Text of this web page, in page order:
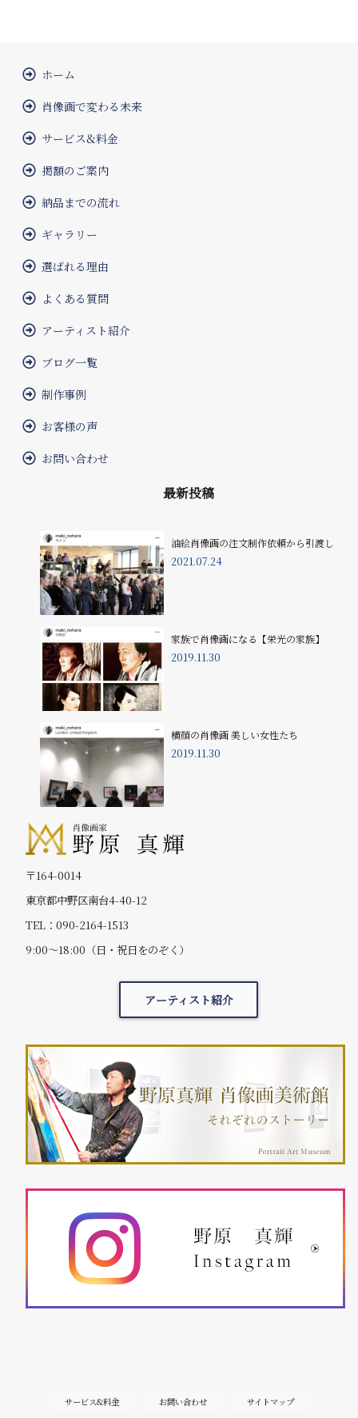
ホーム
肖像画で変わる未来
サービス&料金
掲額のご案内
納品までの流れ
ギャラリー
選ばれる理由
よくある質問
アーティスト紹介
ブログ一覧
制作事例
お客様の声
お問い合わせ
最新投稿
油絵肖像画の注文制作依頼から引渡し
2021.07.24
家族で肖像画になる【栄光の家族】
2019.11.30
横顔の肖像画 美しい女性たち
2019.11.30
〒164-0014
東京都中野区南台4-40-12
TEL：090-2164-1513
9:00～18:00（日・祝日をのぞく）
アーティスト紹介
サービス&料金 お問い合わせ サイトマップ